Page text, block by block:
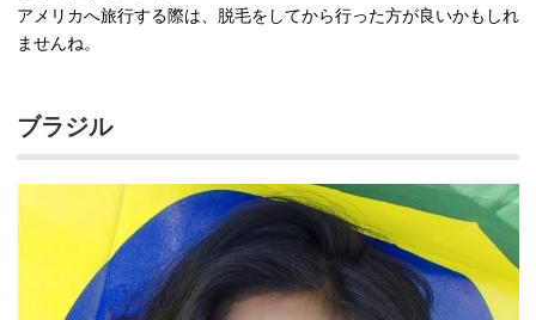
アメリカへ旅行する際は、脱毛をしてから行った方が良いかもしれ
ませんね。
ブラジル